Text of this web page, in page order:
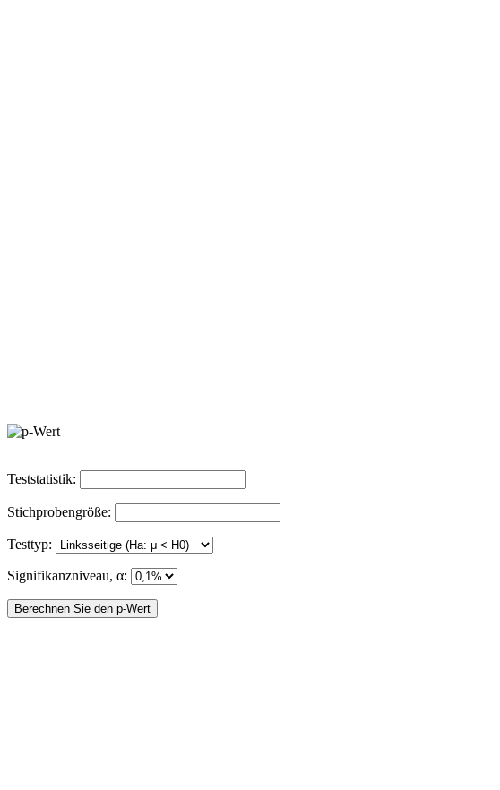
Teststatistik:
Stichprobengröße:
Testtyp:
Signifikanzniveau, α: